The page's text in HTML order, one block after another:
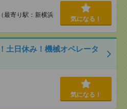
最寄り駅：新横浜
気になる！
土日休み！機械オペレータ
気になる！